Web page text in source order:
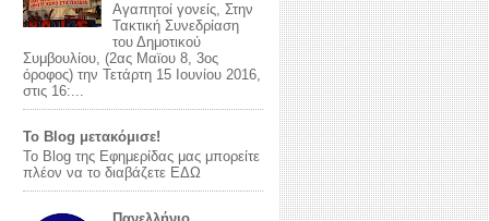
Αγαπητοί γονείς, Στην
Τακτική Συνεδρίαση
του Δημοτικού
Συμβουλίου, (2ας Μαϊου 8, 3ος
όροφος) την Τετάρτη 15 Ιουνίου 2016,
στις 16:...
Το Blog μετακόμισε!
Το Blog της Εφημερίδας μας μπορείτε
πλέον να το διαβάζετε ΕΔΩ